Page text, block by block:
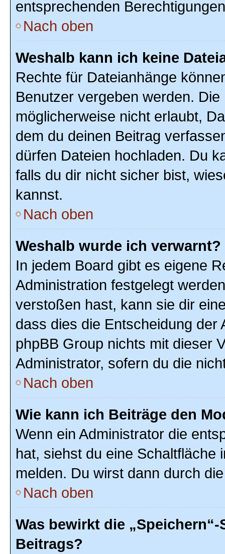
entsprechenden
Nach oben
Weshalb kann ich keine
Rechte für Dateianhänge
Benutzer vergeben werden.
möglicherweise nicht erlaubt,
dem du deinen Beitrag
dürfen Dateien hochladen. Du
falls du dir nicht sicher bist,
kannst.
Nach oben
Weshalb wurde ich verwarnt?
In jedem Board gibt es eigene
Administration festgelegt
verstoßen hast, kann sie dir
dass dies die Entscheidung der
phpBB Group nichts mit dieser
Administrator, sofern du die
Nach oben
Wie kann ich Beiträge den
Wenn ein Administrator die
hat, siehst du eine Schaltfläche
melden. Du wirst dann durch
Nach oben
Was bewirkt die
Beitrags?